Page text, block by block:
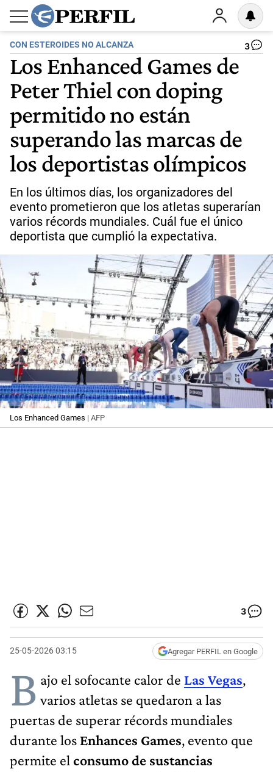
CON ESTEROIDES NO ALCANZA 3
Los Enhanced Games de
Peter Thiel con doping
permitido no están
superando las marcas de
los deportistas olímpicos
En los últimos días, los organizadores del
evento prometieron que los atletas superarían
varios récords mundiales. Cuál fue el único
deportista que cumplió la expectativa.
Los Enhanced Games | AFP
3
25-05-2026 03:15 Agregar PERFIL en Google
B ajo el sofocante calor de Las Vegas,
varios atletas se quedaron a las
puertas de superar récords mundiales
durante los Enhances Games, evento que
permite el consumo de sustancias